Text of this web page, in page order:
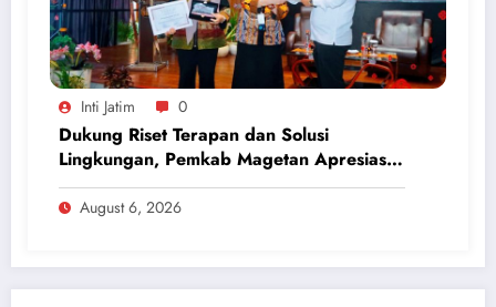
Inti Jatim 0
Dukung Riset Terapan dan Solusi
Lingkungan, Pemkab Magetan Apresiasi
ICAPSTURE 2026 Unesa
August 6, 2026